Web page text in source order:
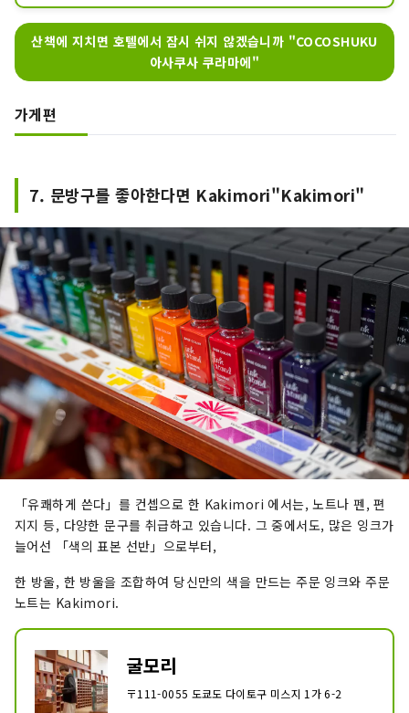
산책에 지치면 호텔에서 잠시 쉬지 않겠습니까 "COCOSHUKU
아사쿠사 쿠라마에"
가게편
7. 문방구를 좋아한다면 Kakimori"Kakimori"
「유쾌하게 쓴다」를 컨셉으로 한 Kakimori 에서는, 노트나 펜, 편
지지 등, 다양한 문구를 취급하고 있습니다. 그 중에서도, 많은 잉크가
늘어선 「색의 표본 선반」으로부터,
한 방울, 한 방울을 조합하여 당신만의 색을 만드는 주문 잉크와 주문
노트는 Kakimori.
굴모리
〒111-0055 도쿄도 다이토구 미스지 1가 6-2